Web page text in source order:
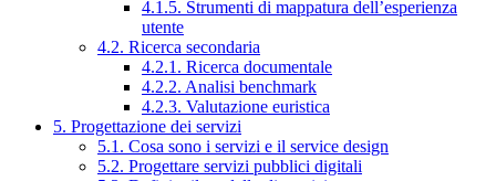
4.1.5. Strumenti di mappatura dell’esperienza
utente
4.2. Ricerca secondaria
4.2.1. Ricerca documentale
4.2.2. Analisi benchmark
4.2.3. Valutazione euristica
5. Progettazione dei servizi
5.1. Cosa sono i servizi e il service design
5.2. Progettare servizi pubblici digitali